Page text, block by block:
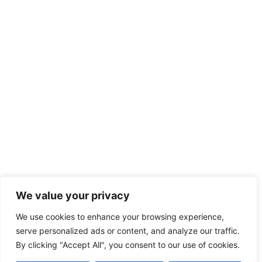
We value your privacy
We use cookies to enhance your browsing experience,
serve personalized ads or content, and analyze our traffic.
By clicking "Accept All", you consent to our use of cookies.